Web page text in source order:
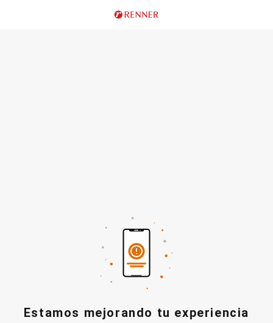
Estamos mejorando tu experiencia